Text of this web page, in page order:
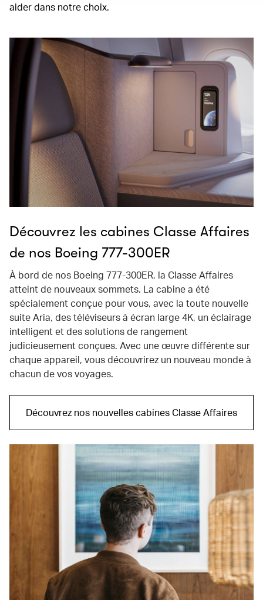
aider dans notre choix.
Découvrez les cabines Classe Affaires
de nos Boeing 777-300ER
À bord de nos Boeing 777-300ER, la Classe Affaires
atteint de nouveaux sommets. La cabine a été
spécialement conçue pour vous, avec la toute nouvelle
suite Aria, des téléviseurs à écran large 4K, un éclairage
intelligent et des solutions de rangement
judicieusement conçues. Avec une œuvre différente sur
chaque appareil, vous découvrirez un nouveau monde à
chacun de vos voyages.
Découvrez nos nouvelles cabines Classe Affaires